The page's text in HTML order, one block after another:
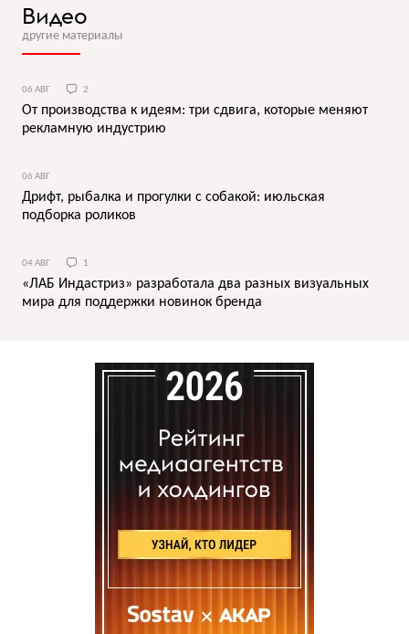
Видео
другие материалы
06 АВГ 2
От производства к идеям: три сдвига, которые меняют
рекламную индустрию
06 АВГ
Дрифт, рыбалка и прогулки с собакой: июльская
подборка роликов
04 АВГ 1
«ЛАБ Индастриз» разработала два разных визуальных
мира для поддержки новинок бренда